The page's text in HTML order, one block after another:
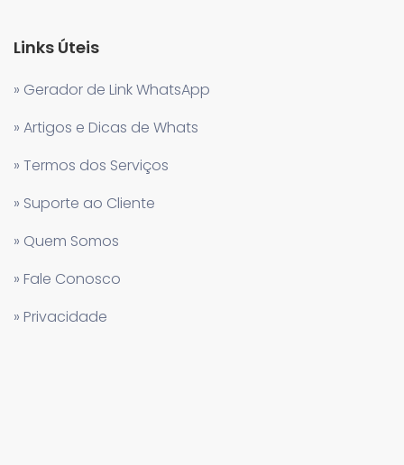
Links Úteis
» Gerador de Link WhatsApp
» Artigos e Dicas de Whats
» Termos dos Serviços
» Suporte ao Cliente
» Quem Somos
» Fale Conosco
» Privacidade